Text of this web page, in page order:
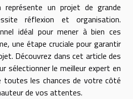
représente un projet de grande
réflexion et organisation.
idéal pour mener à bien ces
une étape cruciale pour garantir
Découvrez dans cet article des
sélectionner le meilleur expert en
les chances de votre côté
de vos attentes.